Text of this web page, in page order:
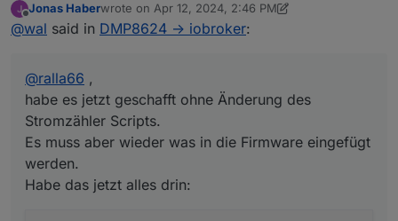
Scripts.
Es muss aber wieder was in die Firmware eingefügt
#define USE_SCRIPT_WEB_DISPLAY
#define USE_WEBSEND_RESPONSE
#define USE_SCRIPT
#define SUPPORT_MQTT_EVENT
#define USE_SML_M
pwr=0
Vmax=60
Cmax=24
V=0
C=0
SW=0
rV="01060000"
E ;hier das json parsen
Offline
Jonas Haberwrote on Apr 12, 2024, 2:46 PM
last edited by Jonas HaberApr 12, 2024, 5:38 PM
@wal said in DMP8624 -> iobroker:
@ralla66 ,
habe es jetzt geschafft ohne Änderung des
Stromzähler Scripts.
Es muss aber wieder was in die Firmware eingefügt
werden.
Habe das jetzt alles drin: